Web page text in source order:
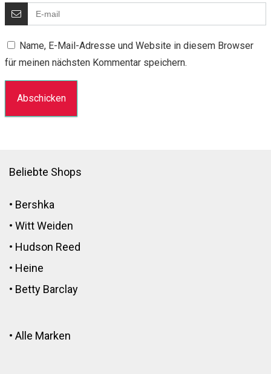
Name, E-Mail-Adresse und Website in diesem Browser
für meinen nächsten Kommentar speichern.
Beliebte Shops
• Bershka
• Witt Weiden
• Hudson Reed
• Heine
• Betty Barclay
• Alle Marken